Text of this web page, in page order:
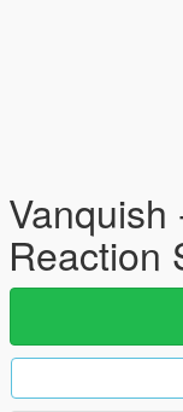
Vanquish
Reaction